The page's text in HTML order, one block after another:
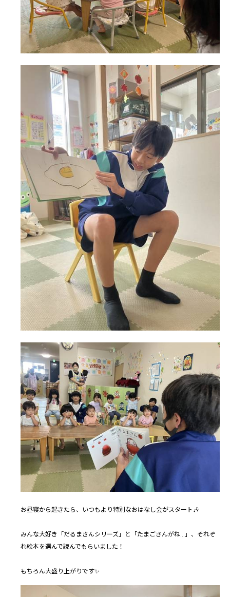
お昼寝から起きたら、いつもより特別なおはなし会がスタート🎶
みんな大好き「だるまさんシリーズ」と「たまごさんがね…」、それぞ
れ絵本を選んで読んでもらいました！
もちろん大盛り上がりです✨